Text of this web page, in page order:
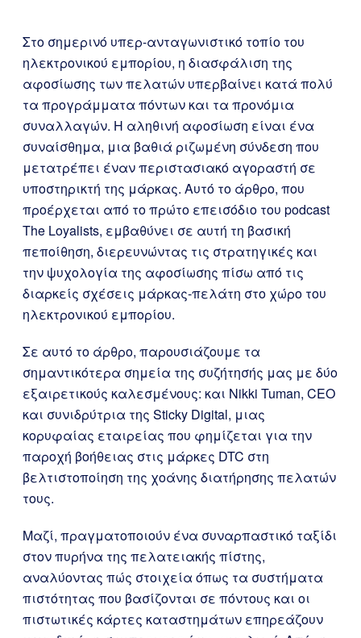
Στο σημερινό υπερ-ανταγωνιστικό τοπίο του
ηλεκτρονικού εμπορίου, η διασφάλιση της
αφοσίωσης των πελατών υπερβαίνει κατά πολύ
τα προγράμματα πόντων και τα προνόμια
συναλλαγών. Η αληθινή αφοσίωση είναι ένα
συναίσθημα, μια βαθιά ριζωμένη σύνδεση που
μετατρέπει έναν περιστασιακό αγοραστή σε
υποστηρικτή της μάρκας. Αυτό το άρθρο, που
προέρχεται από το πρώτο επεισόδιο του podcast
The Loyalists, εμβαθύνει σε αυτή τη βασική
πεποίθηση, διερευνώντας τις στρατηγικές και
την ψυχολογία της αφοσίωσης πίσω από τις
διαρκείς σχέσεις μάρκας-πελάτη στο χώρο του
ηλεκτρονικού εμπορίου.
Σε αυτό το άρθρο, παρουσιάζουμε τα
σημαντικότερα σημεία της συζήτησής μας με δύο
εξαιρετικούς καλεσμένους: και Nikki Tuman, CEO
και συνιδρύτρια της Sticky Digital, μιας
κορυφαίας εταιρείας που φημίζεται για την
παροχή βοήθειας στις μάρκες DTC στη
βελτιστοποίηση της χοάνης διατήρησης πελατών
τους.
Μαζί, πραγματοποιούν ένα συναρπαστικό ταξίδι
στον πυρήνα της πελατειακής πίστης,
αναλύοντας πώς στοιχεία όπως τα συστήματα
πιστότητας που βασίζονται σε πόντους και οι
πιστωτικές κάρτες καταστημάτων επηρεάζουν